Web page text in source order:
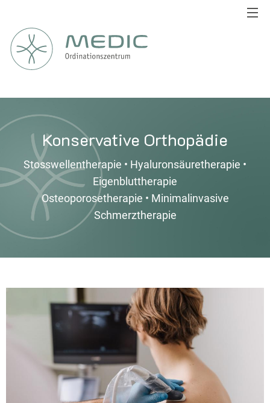
Konservative Orthopädie
Stosswellentherapie • Hyaluronsäuretherapie •
Eigenbluttherapie
Osteoporosetherapie • Minimalinvasive
Schmerztherapie